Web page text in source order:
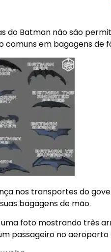
do Batman não são
comuns em bagagens de
nos transportes do
bagagens de mão.
uma foto mostrando três
passageiro no aeroporto